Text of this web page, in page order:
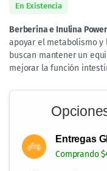
En Existencia
Berberina e Inulina Power
apoyar el metabolismo y
buscan mantener un
mejorar la función
Entregas
Comprando